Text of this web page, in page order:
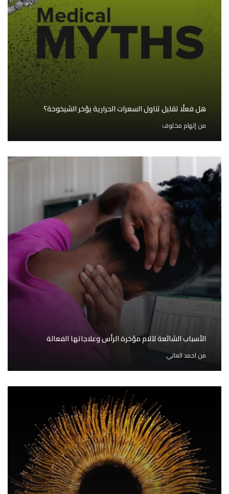
هل فعلًا تقليل تناول السعرات الحرارية يؤخر الشيخوخة؟
منإلهام مخلوف
الأسباب الشائعة لآلام مؤخرة الرأس وعلاجاتها الفعالة
من احمد العاني